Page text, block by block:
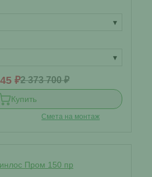
▾
▾
₽2 373 700 ₽
Купить
Смета на монтаж
Пром 150 пр